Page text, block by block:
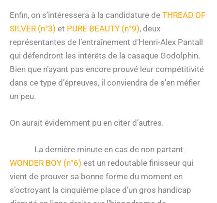
Enfin, on s’intéressera à la candidature de THREAD OF
SILVER (n°3) et PURE BEAUTY (n°9), deux
représentantes de l’entraînement d’Henri-Alex Pantall
qui défendront les intérêts de la casaque Godolphin.
Bien que n’ayant pas encore prouvé leur compétitivité
dans ce type d’épreuves, il conviendra de s’en méfier
un peu.
On aurait évidemment pu en citer d’autres.
La dernière minute en cas de non partant
WONDER BOY (n°6) est un redoutable finisseur qui
vient de prouver sa bonne forme du moment en
s’octroyant la cinquième place d’un gros handicap